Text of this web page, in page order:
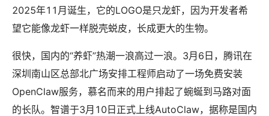
2025年11月诞生，它的LOGO是只龙虾，因为开发者希
望它能像龙虾一样脱壳蜕皮，长成更大的生物。
很快，国内的“养虾”热潮一浪高过一浪。3月6日，腾讯在
深圳南山区总部北广场安排工程师启动了一场免费安装
OpenClaw服务，慕名而来的用户排起了蜿蜒到马路对面
的长队。智谱于3月10日正式上线AutoClaw，据称是国内